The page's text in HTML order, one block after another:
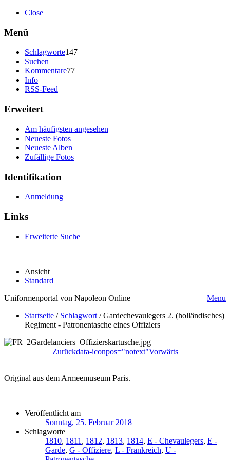
Close
Menü
Schlagworte147
Suchen
Kommentare77
Info
RSS-Feed
Erweitert
Am häufigsten angesehen
Neueste Fotos
Neueste Alben
Zufällige Fotos
Identifikation
Anmeldung
Links
Erweiterte Suche
Ansicht
Standard
Uniformenportal von Napoleon Online
Menu
Startseite / Schlagwort /Gardechevaulegers 2. (holländisches)
Regiment - Patronentasche eines Offiziers
Zurückdata-iconpos="notext"Vorwärts
Original aus dem Armeemuseum Paris.
Veröffentlicht am
Sonntag, 25. Februar 2018
Schlagworte
1810, 1811 , 1812, 1813, 1814, E - Chevaulegers, E -
Garde, G - Offiziere, L - Frankreich, U -